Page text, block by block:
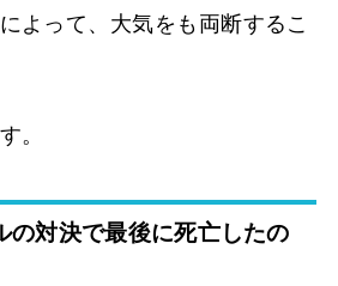
よって、大気をも両断するこ
。
の対決で最後に死亡したの